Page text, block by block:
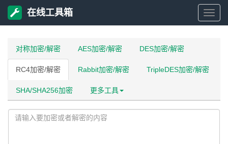
在
工
在线工具箱
对称加密/解密 AES加密/解密 DES加密/解密
RC4加密/解密 Rabbit加密/解密 TripleDES加密/解密
SHA/SHA256加密 更多工具